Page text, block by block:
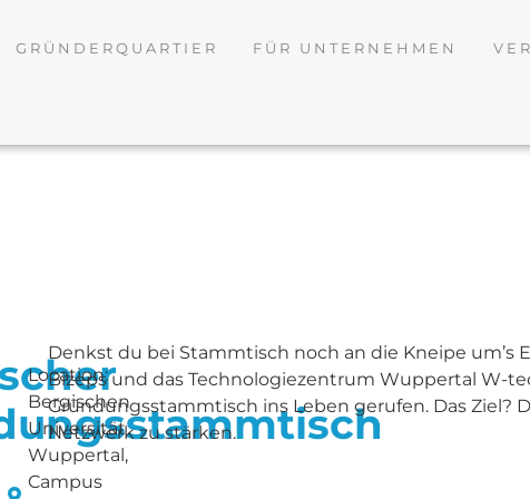
GRÜNDERQUARTIER FÜR UNTERNEHMEN
Location:
Bergischen
Universität
Wuppertal,
Campus
Denkst du bei Stammtisch noch an die Kneipe um’s
Bizeps und das Technologiezentrum Wuppertal W-
Gründungsstammtisch ins Leben gerufen. Das Ziel?
Netzwerk zu stärken.